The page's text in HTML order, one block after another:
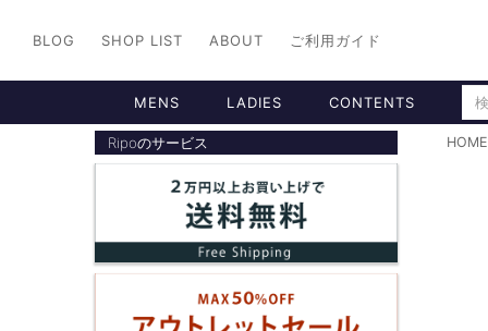
BLOG SHOP LIST ABOUT ご利用ガイド
MENS LADIES CONTENTS
Ripoのサービス HOME